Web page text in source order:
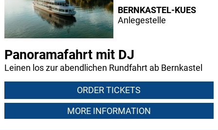
Panoramafahrt mit DJ
Leinen los zur abendlichen Rundfahrt ab Bernkastel
ORDER TICKETS
MORE INFORMATION
BERNKASTEL-KUES
Anlegestelle